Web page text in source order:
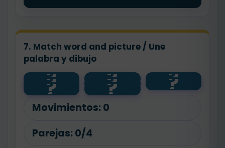
7. Match word and picture / Une
palabra y dibujo
?
sleep ?
😴 ?
🎒
?
wake up ?
🪥 ?
⏰
?
go to
school ?
brush
teeth
Movimientos: 0
Parejas: 0/4